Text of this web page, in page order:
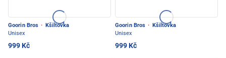
Goorin Bros ·
Kšiltovka
Unisex
999 Kč
Goorin Bros ·
Kšiltovka
Unisex
999 Kč